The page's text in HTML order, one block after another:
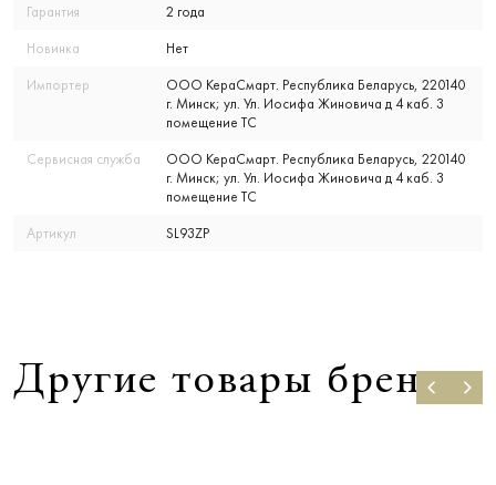
Гарантия 2 года
Новинка Нет
Импортер
ООО КераСмарт. Республика Беларусь, 220140
г. Минск; ул. Ул. Иосифа Жиновича д 4 каб. 3
помещение ТС
Сервисная служба
ООО КераСмарт. Республика Беларусь, 220140
г. Минск; ул. Ул. Иосифа Жиновича д 4 каб. 3
помещение ТС
Артикул SL93ZP
Другие товары бренда